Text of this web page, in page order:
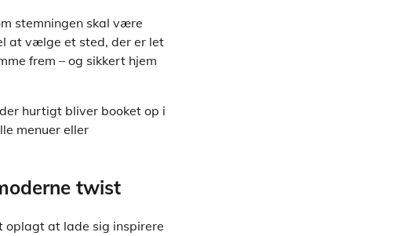
stemningen skal være
at vælge et sted, der er let
frem – og sikkert hjem
hurtigt bliver booket op i
menuer eller
twist
oplagt at lade sig inspirere